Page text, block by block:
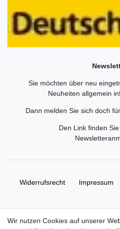
Sie möchten über neu
Neuheiten allgemein
Dann melden Sie sich doch
Den Link finden
Widerrufs­recht Impressum
Wir nutzen Cookies auf unserer